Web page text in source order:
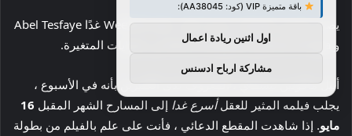
يصور معرض ملصقات جديدة على عجل Weeknd غدًا Abel Tesfaye
و Jenna Ortega و Barry Keoghan في الولايات المتغيرة.
أبيل ماكونين تيسفاي ، المعروف لدى الكثيرين بأنه في الأسبوع ،
يجلب فيلمه المثير للعقلأسرع غدا إلى المسارح الشهر المقبل 16
مايو. إذا شاهدت المقطع الدعائي ، فأنت على علم بالفيلم من بطولة
باقة متميزة VIP (كود: AA38045):
اول اثنين ريادة اعمال
مشاركة ارباح ادسنس